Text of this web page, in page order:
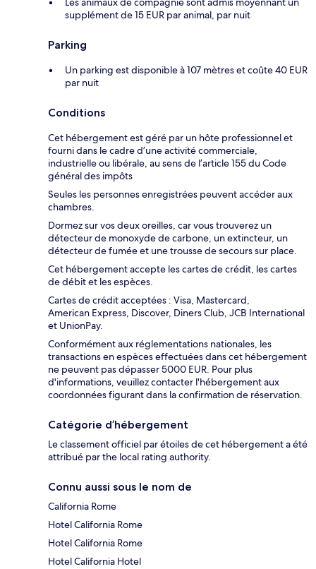
supplément de 15 EUR par animal, par nuit
Parking
Un parking est disponible à 107 mètres et coûte 40 EUR
par nuit
Conditions
Cet hébergement est géré par un hôte professionnel et
fourni dans le cadre d’une activité commerciale,
industrielle ou libérale, au sens de l’article 155 du Code
général des impôts
Seules les personnes enregistrées peuvent accéder aux
chambres.
Dormez sur vos deux oreilles, car vous trouverez un
détecteur de monoxyde de carbone, un extincteur, un
détecteur de fumée et une trousse de secours sur place.
Cet hébergement accepte les cartes de crédit, les cartes
de débit et les espèces.
Cartes de crédit acceptées : Visa, Mastercard,
American Express, Discover, Diners Club, JCB International
et UnionPay.
Conformément aux réglementations nationales, les
transactions en espèces effectuées dans cet hébergement
ne peuvent pas dépasser 5000 EUR. Pour plus
d'informations, veuillez contacter l'hébergement aux
coordonnées figurant dans la confirmation de réservation.
Catégorie d’hébergement
Le classement officiel par étoiles de cet hébergement a été
attribué par the local rating authority.
Connu aussi sous le nom de
California Rome
Hotel California Rome
Hotel California Rome
Hotel California Hotel